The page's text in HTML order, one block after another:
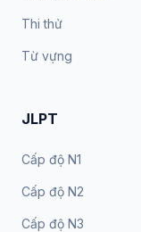
Thi thử
Từ vựng
JLPT
Cấp độ N1
Cấp độ N2
Cấp độ N3